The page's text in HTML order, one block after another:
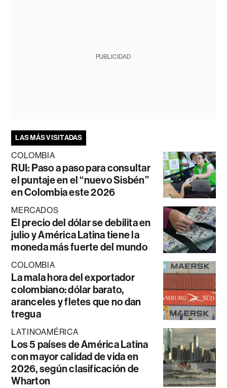
PUBLICIDAD
LAS MÁS VISITADAS
COLOMBIA
RUI: Paso a paso para consultar
el puntaje en el “nuevo Sisbén”
en Colombia este 2026
MERCADOS
El precio del dólar se debilita en
julio y América Latina tiene la
moneda más fuerte del mundo
COLOMBIA
La mala hora del exportador
colombiano: dólar barato,
aranceles y fletes que no dan
tregua
LATINOAMÉRICA
Los 5 países de América Latina
con mayor calidad de vida en
2026, según clasificación de
Wharton